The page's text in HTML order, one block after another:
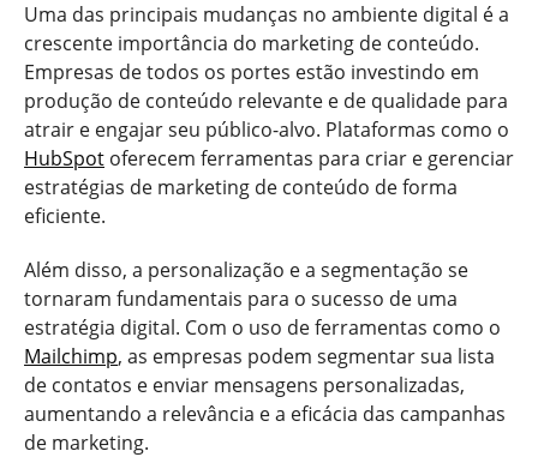
Uma das principais mudanças no ambiente digital é a
crescente importância do marketing de conteúdo.
Empresas de todos os portes estão investindo em
produção de conteúdo relevante e de qualidade para
atrair e engajar seu público-alvo. Plataformas como o
HubSpot oferecem ferramentas para criar e gerenciar
estratégias de marketing de conteúdo de forma
eficiente.
Além disso, a personalização e a segmentação se
tornaram fundamentais para o sucesso de uma
estratégia digital. Com o uso de ferramentas como o
Mailchimp, as empresas podem segmentar sua lista
de contatos e enviar mensagens personalizadas,
aumentando a relevância e a eficácia das campanhas
de marketing.